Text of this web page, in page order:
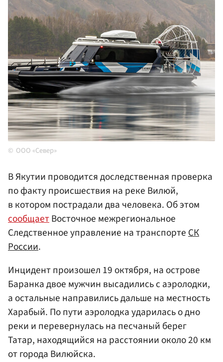
ООО «Север»
В Якутии проводится доследственная проверка
по факту происшествия на реке Вилюй,
в котором пострадали два человека. Об этом
сообщаетВосточное межрегиональное
Следственное управление на транспортеСК
России.
Инцидент произошел 19 октября, на острове
Баранка двое мужчин высадились с аэролодки,
а остальные направились дальше на местность
Харабый. По пути аэролодка ударилась о дно
реки и перевернулась на песчаный берег
Татар, находящийся на расстоянии около 20 км
от города Вилюйска.